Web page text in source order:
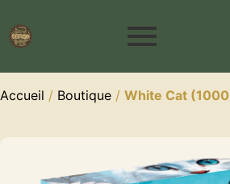
Accueil / Boutique / White Cat